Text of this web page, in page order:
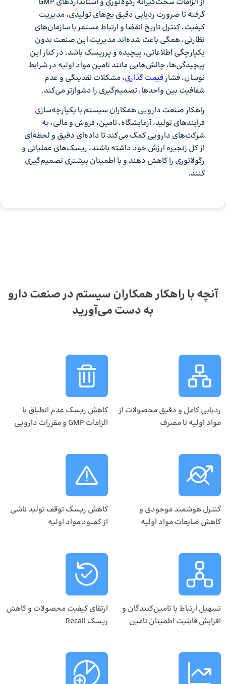
گرفته تا ضرورت ردیابی دقیق بچ‌های تولیدی، مدیریت
کیفیت، کنترل تاریخ انقضا و ارتباط مستمر با سازمان‌های
نظارتی، همگی باعث شده‌اند مدیریت این صنعت بدون
یکپارچگی اطلاعاتی، پیچیده و پرریسک باشد. در کنار این
پیچیدگی‌ها، چالش‌هایی مانند تامین مواد اولیه در شرایط
نوسان، فشارقیمت گذاری، مشکلات نقدینگی و عدم
شفافیت بین واحدها، تصمیم‌گیری را دشوارتر می‌کند.
راهکار صنعت دارویی همکاران سیستم با یکپارچه‌سازی
فرایندهای تولید، آزمایشگاه، تامین، فروش و مالی، به
شرکت‌های دارویی کمک می‌کند تا داده‌ای دقیق و لحظه‌ای
از کل زنجیره ارزش خود داشته باشند، ریسک‌های عملیاتی و
رگولاتوری را کاهش دهند و با اطمینان بیشتری تصمیم‌گیری
کنند.
آنچه با راهکار همکاران سیستم در صنعت دارو
به دست می‌آورید
ردیابی کامل و دقیق محصولات از
مواد اولیه تا مصرف
کاهش ریسک عدم انطباق با
الزامات GMP و مقررات دارویی
کنترل هوشمند موجودی و
کاهش ضایعات مواد اولیه
کاهش ریسک توقف تولید ناشی
از کمبود مواد اولیه
تسهیل ارتباط با تامین‌کنندگان و
افزایش قابلیت اطمینان تامین
ارتقای کیفیت محصولات و کاهش
ریسک Recall